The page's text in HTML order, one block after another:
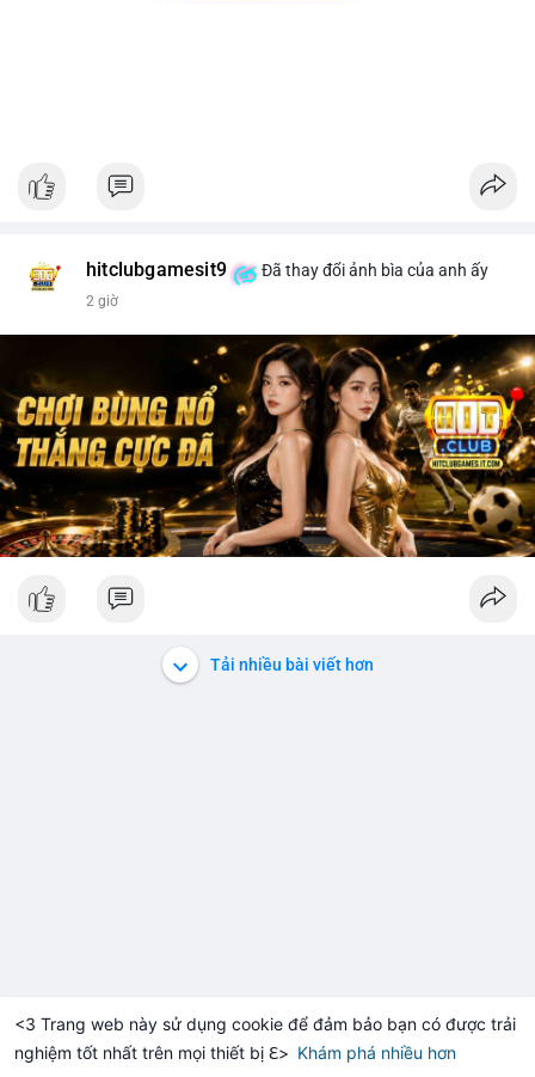
<3 Trang web này sử dụng cookie để đảm bảo bạn có được trải
nghiệm tốt nhất trên mọi thiết bị ℇ> Khám phá nhiều hơn
$1,916.73 -0.15% Solana SOL $76.46 +2.11%
hitclubgamesit9 Đã thay đổi ảnh bìa của anh ấy
2 giờ
Tải nhiều bài viết hơn